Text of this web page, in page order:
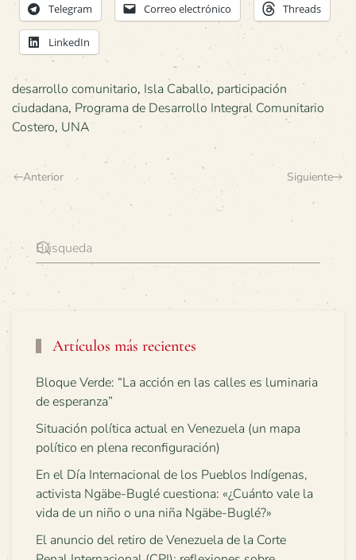
Telegram Correo electrónico Threads
LinkedIn
desarrollo comunitario, Isla Caballo, participación
ciudadana, Programa de Desarrollo Integral Comunitario
Costero, UNA
Anterior Siguiente
Artículos más recientes
Bloque Verde: “La acción en las calles es luminaria
de esperanza”
Situación política actual en Venezuela (un mapa
político en plena reconfiguración)
En el Día Internacional de los Pueblos Indígenas,
activista Ngäbe-Buglé cuestiona: «¿Cuánto vale la
vida de un niño o una niña Ngäbe-Buglé?»
El anuncio del retiro de Venezuela de la Corte